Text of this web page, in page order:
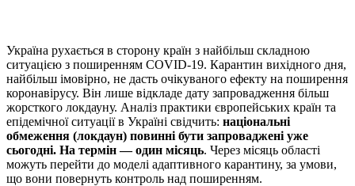
Україна рухається в сторону країн з найбільш складною
ситуацією з поширенням COVID-19. Карантин вихідного дня,
найбільш імовірно, не дасть очікуваного ефекту на поширення
коронавірусу. Він лише відкладе дату запровадження більш
жорсткого локдауну. Аналіз практики європейських країн та
епідемічної ситуації в Україні свідчить: національні
обмеження (локдаун) повинні бути запроваджені уже
сьогодні. На термін — один місяць. Через місяць області
можуть перейти до моделі адаптивного карантину, за умови,
що вони повернуть контроль над поширенням.